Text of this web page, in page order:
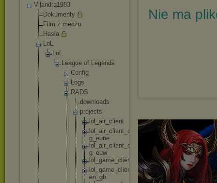
Vilandra1983
Dokumenty
Film z meczu
Hasła
LoL
LoL
League of Legends
Config
Logs
RADS
downl oads
projects
lo
air_ cl ient
lo
air_ cl ient _c
fi
g_ eune
lo
air_ cl ient _c
g_ euw
lo
game _c lien
lo
game _c lien
en _gb
Nie ma